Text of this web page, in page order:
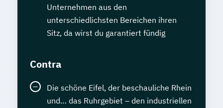
Unternehmen aus den
unterschiedlichsten Bereichen ihren
Sitz, da wirst du garantiert fündig
Contra
Die schöne Eifel, der beschauliche Rhein
und… das Ruhrgebiet – den industriellen